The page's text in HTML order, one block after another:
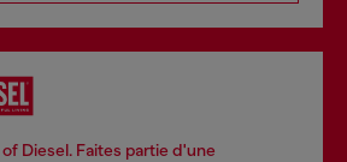
Diesel. Faites partie d'une